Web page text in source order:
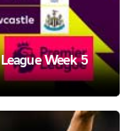
Week 5